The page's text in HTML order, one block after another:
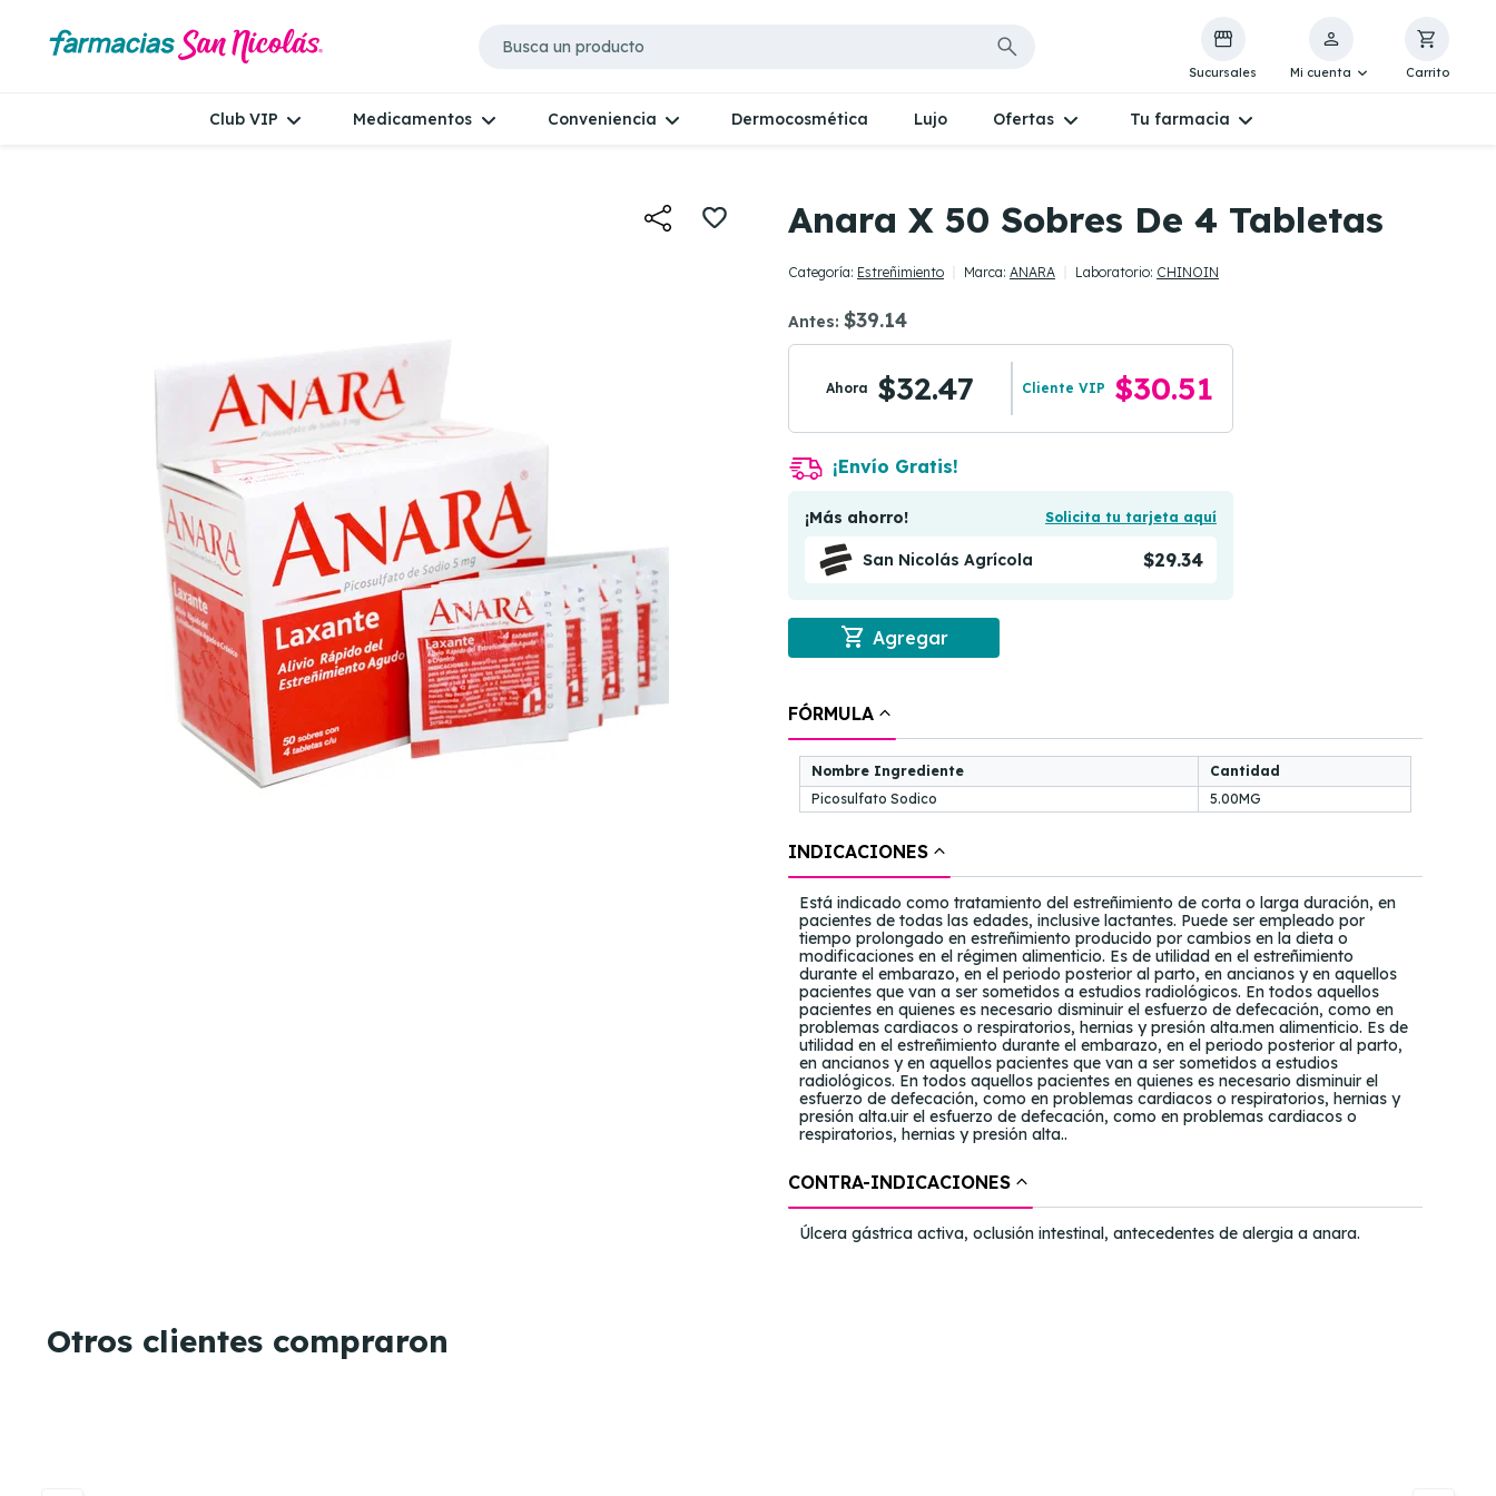
Sucursales Mi cuenta Carrito
Club VIP Medicamentos Conveniencia Dermocosmética Lujo Ofertas Tu farmacia
Anara X 50 Sobres De 4 Tabletas
Categoría: Estreñimiento Marca: ANARA Laboratorio: CHINOIN
Antes: $39.14
Ahora $32.47 Cliente VIP $30.51
¡Envío Gratis!
¡Más ahorro! Solicita tu tarjeta aquí
San Nicolás Agrícola $29.34
shopping_cart Agregar
FÓRMULA
Nombre Ingrediente
Cantidad
Picosulfato Sodico
5.00MG
INDICACIONES
Está indicado como tratamiento del estreñimiento de corta o larga duración, en
pacientes de todas las edades, inclusive lactantes. Puede ser empleado por
tiempo prolongado en estreñimiento producido por cambios en la dieta o
modificaciones en el régimen alimenticio. Es de utilidad en el estreñimiento
durante el embarazo, en el periodo posterior al parto, en ancianos y en aquellos
pacientes que van a ser sometidos a estudios radiológicos. En todos aquellos
pacientes en quienes es necesario disminuir el esfuerzo de defecación, como en
problemas cardiacos o respiratorios, hernias y presión alta.men alimenticio. Es de
utilidad en el estreñimiento durante el embarazo, en el periodo posterior al parto,
en ancianos y en aquellos pacientes que van a ser sometidos a estudios
radiológicos. En todos aquellos pacientes en quienes es necesario disminuir el
esfuerzo de defecación, como en problemas cardiacos o respiratorios, hernias y
presión alta.uir el esfuerzo de defecación, como en problemas cardiacos o
respiratorios, hernias y presión alta..
CONTRA-INDICACIONES
Úlcera gástrica activa, oclusión intestinal, antecedentes de alergia a anara.
Otros clientes compraron